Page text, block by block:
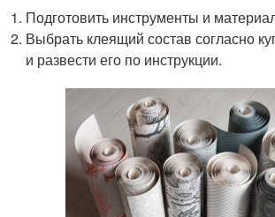
Подготовить инструменты и
Выбрать клеящий состав согласно
и развести его по инструкции.